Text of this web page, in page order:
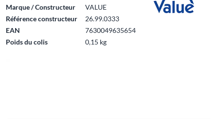
Marque / Constructeur
VALUE
Référence constructeur
26.99.0333
EAN
7630049635654
Poids du colis
0,15 kg